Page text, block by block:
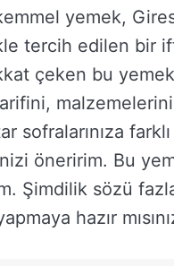
yemek,
tercih edilen bir
çeken bu
malzemelerini
sofralarınıza
öneririm. Bu
Şimdilik sözü
hazır